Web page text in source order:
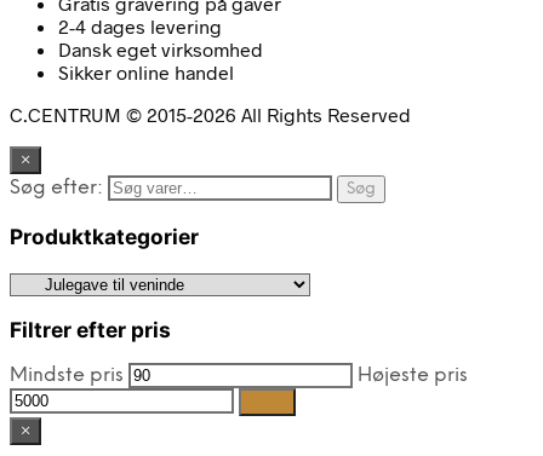
2-4 dages levering
Dansk eget virksomhed
Sikker online handel
C.CENTRUM © 2015-2026 All Rights Reserved
×
Søg efter: Søg
Produktkategorier
Filtrer efter pris
Mindste pris Højeste pris
×